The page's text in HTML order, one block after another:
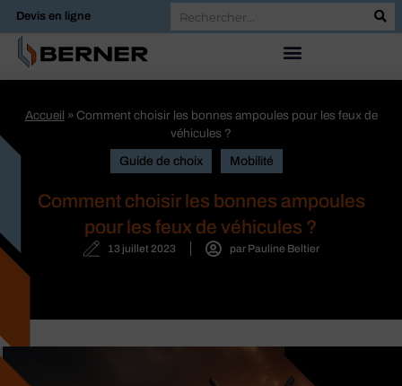
Devis en ligne
Accueil » Comment choisir les bonnes ampoules pour les feux de
véhicules ?
Guide de choix Mobilité
Comment choisir les bonnes ampoules
pour les feux de véhicules ?
13 juillet 2023 par Pauline Beltier